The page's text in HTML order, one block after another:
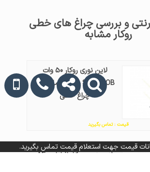
و بررسی چراغ های خطی
روکار مشابه
لاین نوری روکار 50 وات
SMD+COB ستاره شمال RX1
چراغ خطی
قیمت : تماس بگیرید
لاین نوری روکار افراتاب AF-
قیمت جهت استعلام قیمت تماس بگیرید.